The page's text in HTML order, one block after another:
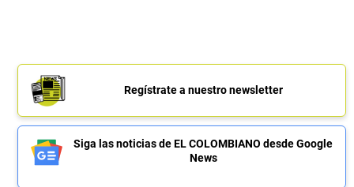
Regístrate a nuestro newsletter
Siga las noticias de EL COLOMBIANO desde Google
News